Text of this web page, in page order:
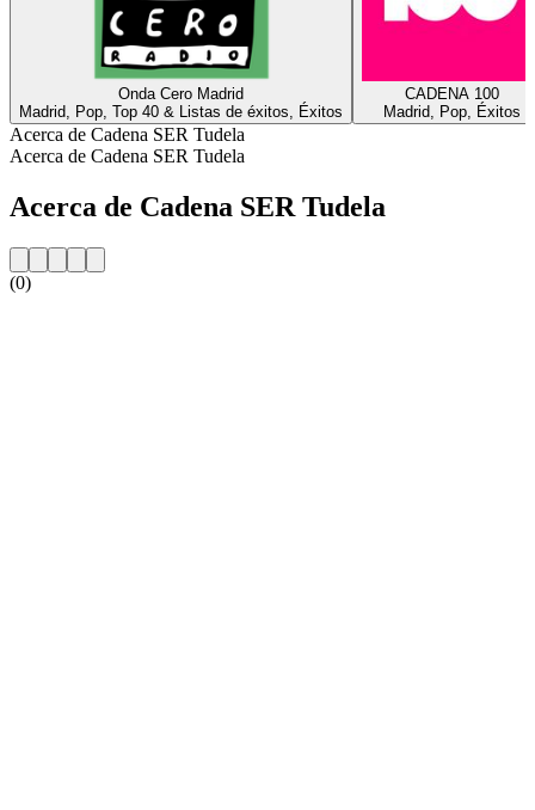
Onda Cero Madrid
Madrid, Pop, Top 40 & Listas de éxitos, Éxitos
CADENA 100
Madrid, Pop, Éxitos
Acerca de Cadena SER Tudela
Acerca de Cadena SER Tudela
Acerca de Cadena SER Tudela
(0)